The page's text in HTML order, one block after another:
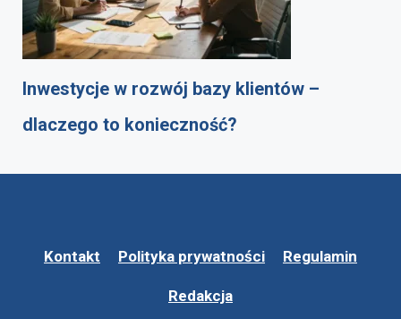
Inwestycje w rozwój bazy klientów –
dlaczego to konieczność?
Kontakt Polityka prywatności Regulamin
Redakcja